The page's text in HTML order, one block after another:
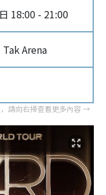
18:00 - 21:00
Arena